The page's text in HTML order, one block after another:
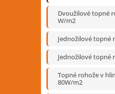
Dvoužilové topné
W/m2
Jednožilové topné
Jednožilové topné
Topné rohože v
80W/m2